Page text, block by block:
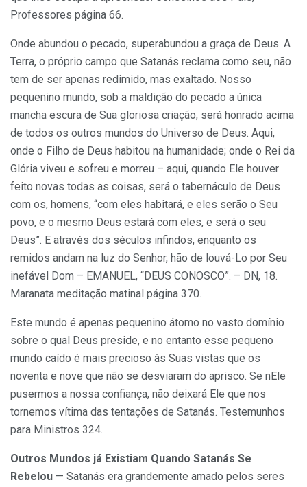
Professores página 66.
Onde abundou o pecado, superabundou a graça de Deus. A
Terra, o próprio campo que Satanás reclama como seu, não
tem de ser apenas redimido, mas exaltado. Nosso
pequenino mundo, sob a maldição do pecado a única
mancha escura de Sua gloriosa criação, será honrado acima
de todos os outros mundos do Universo de Deus. Aqui,
onde o Filho de Deus habitou na humanidade; onde o Rei da
Glória viveu e sofreu e morreu – aqui, quando Ele houver
feito novas todas as coisas, será o tabernáculo de Deus
com os, homens, “com eles habitará, e eles serão o Seu
povo, e o mesmo Deus estará com eles, e será o seu
Deus”. E através dos séculos infindos, enquanto os
remidos andam na luz do Senhor, hão de louvá-Lo por Seu
inefável Dom – EMANUEL, “DEUS CONOSCO”. – DN, 18.
Maranata meditação matinal página 370.
Este mundo é apenas pequenino átomo no vasto domínio
sobre o qual Deus preside, e no entanto esse pequeno
mundo caído é mais precioso às Suas vistas que os
noventa e nove que não se desviaram do aprisco. Se nEle
pusermos a nossa confiança, não deixará Ele que nos
tornemos vítima das tentações de Satanás. Testemunhos
para Ministros 324.
Outros Mundos já Existiam Quando Satanás Se
Rebelou — Satanás era grandemente amado pelos seres